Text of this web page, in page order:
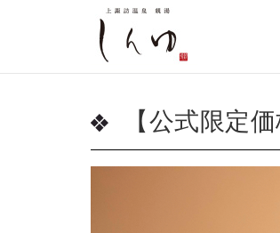
【公式限定